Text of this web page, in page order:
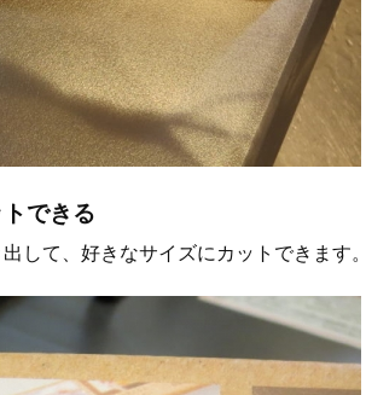
できる
して、好きなサイズにカットできます。